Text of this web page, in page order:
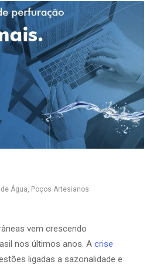
Água, Poços Artesianos
vem crescendo
nos últimos anos. A crise
ligadas a sazonalidade e